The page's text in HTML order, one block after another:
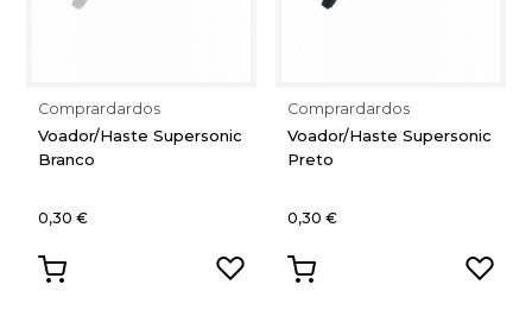
Comprardardos
Voador/Haste Supersonic
Branco
0,30 €
Comprardardos
Voador/Haste Supersonic
Preto
0,30 €